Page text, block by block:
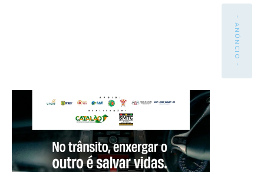
- ANÚNCIO -